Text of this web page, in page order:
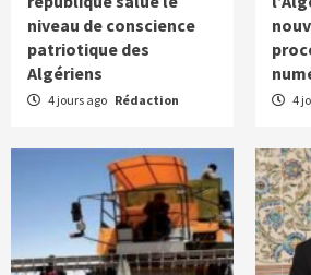
niveau de conscience
patriotique des
Algériens
4 jours ago Rédaction 4